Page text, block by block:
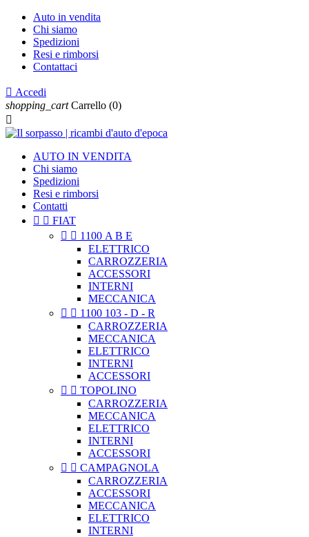
Auto in vendita
Chi siamo
Spedizioni
Resi e rimborsi
Contattaci
 Accedi
shopping_cart Carrello (0)

AUTO IN VENDITA
Chi siamo
Spedizioni
Resi e rimborsi
Contatti
  FIAT
  1100 A B E
ELETTRICO
CARROZZERIA
ACCESSORI
INTERNI
MECCANICA
  1100 103 - D - R
CARROZZERIA
MECCANICA
ELETTRICO
INTERNI
ACCESSORI
  TOPOLINO
CARROZZERIA
MECCANICA
ELETTRICO
INTERNI
ACCESSORI
  CAMPAGNOLA
CARROZZERIA
ACCESSORI
MECCANICA
ELETTRICO
INTERNI